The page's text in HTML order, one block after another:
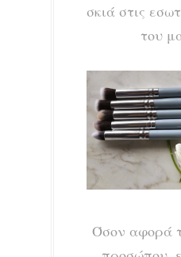
σκιά στις
του
Όσον αφορά